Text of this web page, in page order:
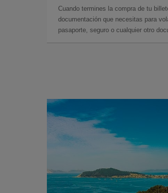
Cuando termines la compra de tu
documentación que necesitas para
pasaporte, seguro o cualquier otro